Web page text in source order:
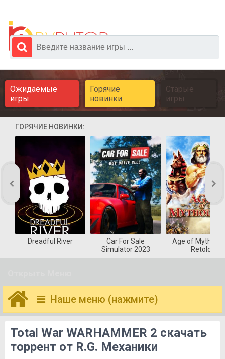
Ожидаемые
игры
Горячие
новинки
Старые
игры
ГОРЯЧИЕ НОВИНКИ:
Dreadful River
Car For Sale
Simulator 2023
Age of
Retold
Наше меню (нажмите)
Total War WARHAMMER 2 скачать
торрент от R.G. Механики